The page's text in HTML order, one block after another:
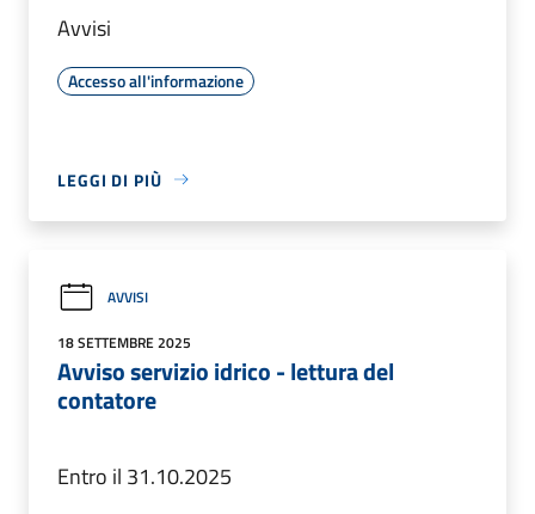
Avvisi
Accesso all'informazione
LEGGI DI PIÙ
AVVISI
18 SETTEMBRE 2025
Avviso servizio idrico - lettura del
contatore
Entro il 31.10.2025